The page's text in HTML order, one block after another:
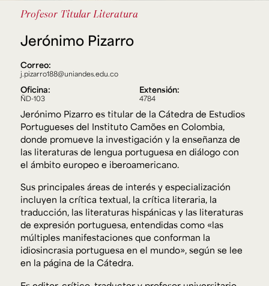
Configuración de cookies
Universidad de los Andes | Vigilada Mineducación.
Reconocimiento como universidad: Decreto 1297 del 30
de mayo de 1964. Reconocimiento de personería jurídica:
Resolución 28 del 23 de febrero de 1949, Minjusticia.
Acreditación institucional de alta calidad, 10 años:
Resolución 000194 del 16 de enero del 2025.
Posgrados
Jerónimo Pizarro
Profesor Titular Literatura
Correo:
j.pizarro188@uniandes.edu.co
Oficina:
ÑD-103
Extensión:
4784
Jerónimo Pizarro es titular de la Cátedra de Estudios
Portugueses del Instituto Camões en Colombia,
donde promueve la investigación y la enseñanza de
las literaturas de lengua portuguesa en diálogo con
el ámbito europeo e iberoamericano.
Sus principales áreas de interés y especialización
incluyen la crítica textual, la crítica literaria, la
traducción, las literaturas hispánicas y las literaturas
de expresión portuguesa, entendidas como «las
múltiples manifestaciones que conforman la
idiosincrasia portuguesa en el mundo», según se lee
en la página de la Cátedra.